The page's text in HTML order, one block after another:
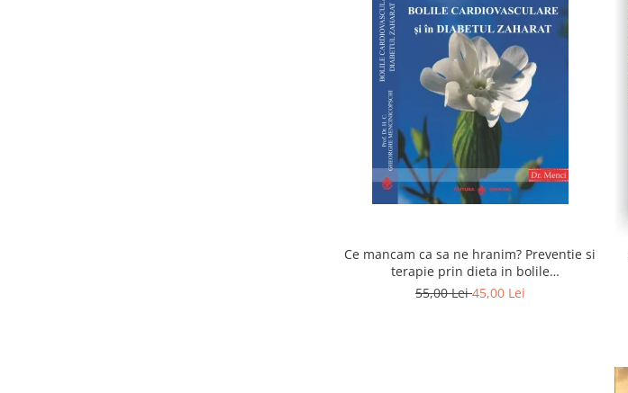
Ce mancam ca sa ne hranim? Preventie si
terapie prin dieta in bolile
cardiovasculare si in diabetul zaharat
55,00 Lei45,00 Lei